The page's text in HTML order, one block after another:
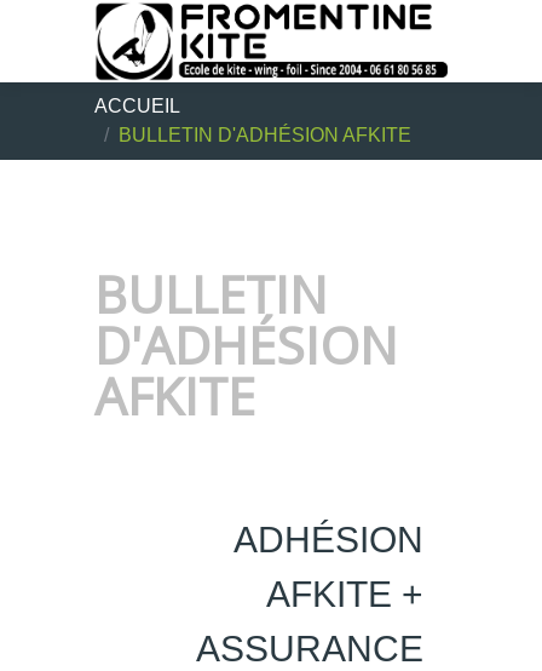
ACCUEIL
BULLETIN D'ADHÉSION AFKITE
BULLETIN
D'ADHÉSION
AFKITE
ADHÉSION
AFKITE +
ASSURANCE